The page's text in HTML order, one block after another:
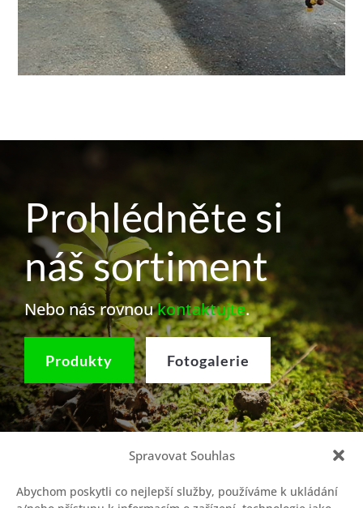
Spravovat Souhlas
Abychom poskytli co nejlepší služby, používáme k ukládání
Prohlédněte si
náš sortiment
Nebo nás rovnoukontaktujte.
Produkty Fotogalerie